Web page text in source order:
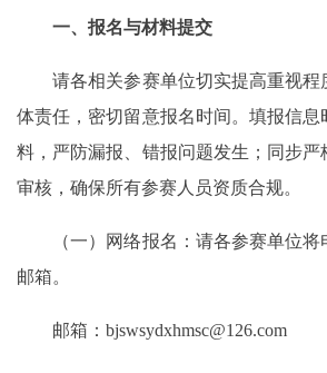
一、报名与材料提交
请各相关参赛单位切实提高重视程
体责任，密切留意报名时间。填报信息
料，严防漏报、错报问题发生；同步严
审核，确保所有参赛人员资质合规。
（一）网络报名：请各参赛单位将
邮箱。
邮箱：bjswsydxhmsc@126.com